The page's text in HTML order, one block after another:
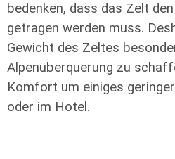
bedenken, dass das Zelt
getragen werden muss.
Gewicht des Zeltes
Alpenüberquerung zu
Komfort um einiges
oder im Hotel.